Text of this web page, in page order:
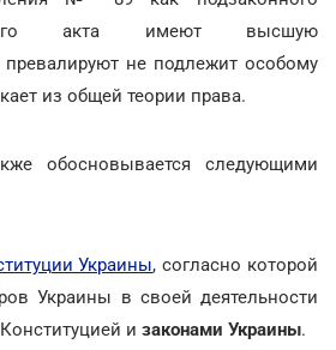
акта имеют высшую
не подлежит особому
из общей теории права.
обосновывается следующими
Украины, согласно которой
Украины в своей деятельности
и законами Украины.